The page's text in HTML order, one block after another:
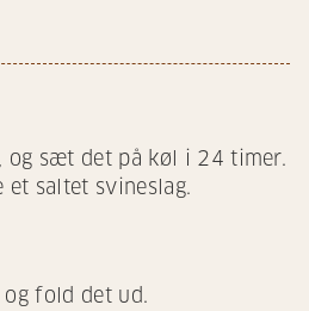
og sæt det på køl i 24 timer.
et saltet svineslag.
og fold det ud.